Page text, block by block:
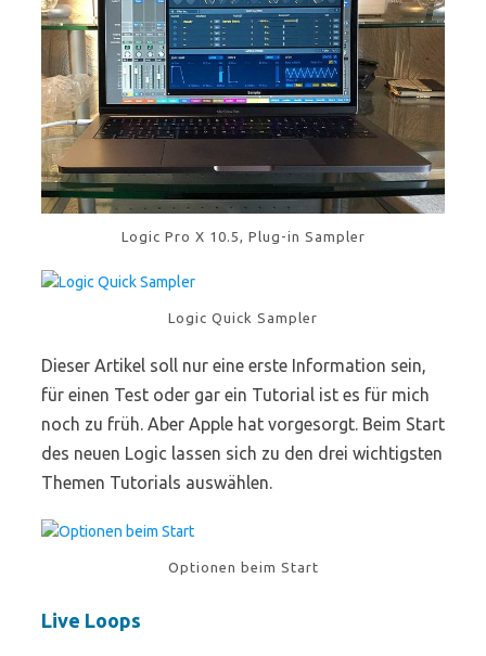
Logic Pro X 10.5, Plug-in Sampler
Logic Quick Sampler
Dieser Artikel soll nur eine erste Information sein,
für einen Test oder gar ein Tutorial ist es für mich
noch zu früh. Aber Apple hat vorgesorgt. Beim Start
des neuen Logic lassen sich zu den drei wichtigsten
Themen Tutorials auswählen.
Optionen beim Start
Live Loops